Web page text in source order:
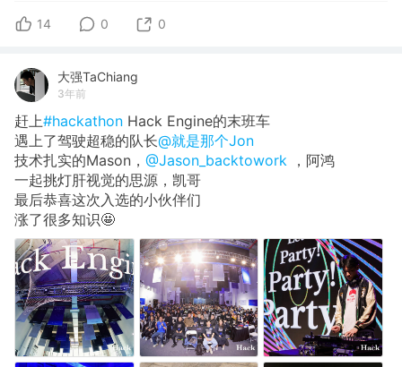
14 0 0
大强TaChiang
3年前
赶上#hackathon Hack Engine的末班车
遇上了驾驶超稳的队长@就是那个Jon
技术扎实的Mason， @Jason_backtowork
，阿鸿
一起挑灯肝视觉的思源，凯哥
最后恭喜这次入选的小伙伴们
涨了很多知识🤩